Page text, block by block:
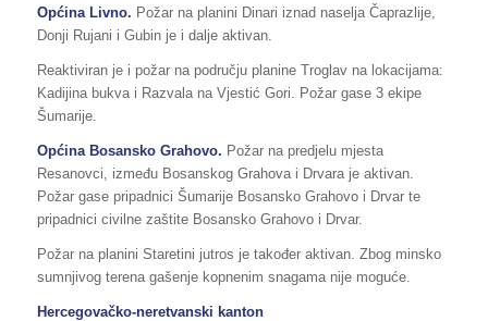
Općina Livno. Požar na planini Dinari iznad naselja Čaprazlije,
Donji Rujani i Gubin je i dalje aktivan.
Reaktiviran je i požar na području planine Troglav na lokacijama:
Kadijina bukva i Razvala na Vjestić Gori. Požar gase 3 ekipe
Šumarije.
Općina Bosansko Grahovo. Požar na predjelu mjesta
Resanovci, između Bosanskog Grahova i Drvara je aktivan.
Požar gase pripadnici Šumarije Bosansko Grahovo i Drvar te
pripadnici civilne zaštite Bosansko Grahovo i Drvar.
Požar na planini Staretini jutros je također aktivan. Zbog minsko
sumnjivog terena gašenje kopnenim snagama nije moguće.
Hercegovačko-neretvanski kanton